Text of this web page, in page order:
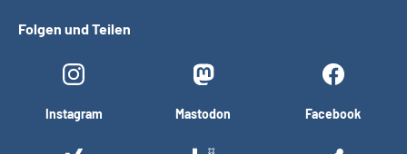
Folgen und Teilen
Instagram Mastodon Facebook